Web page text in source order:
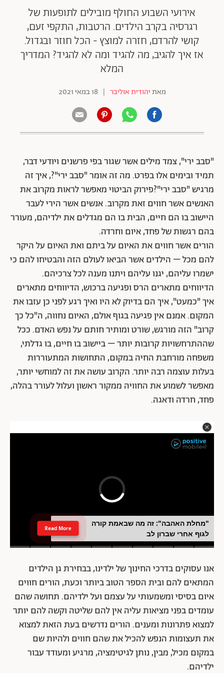
אירועי השבוע החולף מובילים לתופעות של
רגרסיה בקרב הילדים. הרטבות, התקפי זעם,
קושי להרדם, חזרה למוצץ - הכל חוזר ובגדול.
אז איך להגיב, מה להגיד ומה לא להגיד? המדריך
המלא
מאתיהודית אוליבר | 18 במאי 2021
"סבב ירי", צמד מילים אשר שגור בפי פרשנים ויודעי דבר,
תמיד ובימים אלו בפרט. מה זה אומר "סבב ירי"?, איך זה
מרגיש "סבב ירי"?פירוק הביטוי מאפשר לראות מקרוב את
האנשים אשר חווים זאת מקרוב. אנשים אשר הירי לעבר
היישוב בו הם חיים, הבית בו הם מגדלים את ילדיהם, מעורר
בהם רגשות של פחד, איום וחרדה.
הורים אשר חווים את האיום על ביתם ואת האיום על היקר
להם מכל – הילדים אשר הביאו לעולם הזה והבטיחו להם כי
ישמרו עליהם, יגנו עליהם ויתנו מענה לכל צרכיהם.
הדיווחים מתארים הרס ופגיעה ברכוש, הדיווחים מתארים
איך "כמעט", איך הם בדיוק לא היו ואיך רגע לפני כן עזבו את
המקום. אמנם אין פגיעה בגוף אולם, האיום נחווה, ה"כל כך
קרוב" הזה מורגש, שורט ומותיר חותם על נפש האדם. ככל
שההתרחשויות קרובות יותר – ביישוב בו חיים, בו גדלתי,
משפחה מורחבת החיה במקום, התחושות המתעוררות
בעלות עוצמה רבה יותר. הקרוב עושה את זה למוחשי יותר,
מאפשר לשמוע את החוויה ממקור ראשון ועלול לעורר בהלה,
פחד, חרדה ודאגה.
"מחלת האהבה": זה מה שבאמת קורה
לגוף אחרי שברון לב
Read More
אנו עסוקים בדרכי החינוך של ילדינו, בבחירת גן הילדים
המתאים להם ובית הספר הטוב ביותר וכעת, הורים חווים
איום בסיסי ומשמעותי על עצמם ועל ילדיהם. תחושה שהם
עומדים בפני מציאות עליה אין להם שליטה וקשה להם יותר
למצוא פתרונות ומענים. הורים נדרשים בעת הזאת למצוא
את תעצומות הנפש להכיל את שהם חווים ולהיות שם
במקום מכיל, מבין, נותן לגיטימציה, מרגיע ומעודד עבור
ילדיהם.